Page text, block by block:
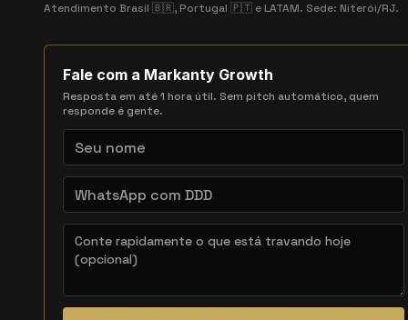
Atendimento Brasil 🇧🇷, Portugal 🇵🇹 e LATAM. Sede: Niterói/RJ.
Fale com a Markanty Growth
Resposta em até 1 hora útil. Sem pitch automático, quem
responde é gente.